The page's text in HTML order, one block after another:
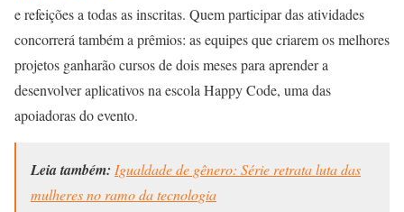
e refeições a todas as inscritas. Quem participar das atividades
concorrerá também a prêmios: as equipes que criarem os melhores
projetos ganharão cursos de dois meses para aprender a
desenvolver aplicativos na escola Happy Code, uma das
apoiadoras do evento.
Leia também: Igualdade de gênero: Série retrata luta das
mulheres no ramo da tecnologia